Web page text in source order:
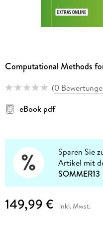
Computational Methods
(0
eBook pdf
Sparen Sie
Artikel mit
SOMMER13
149,99 € inkl. Mwst.